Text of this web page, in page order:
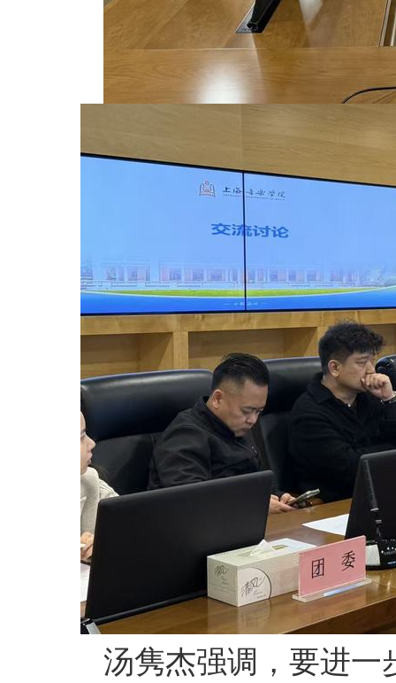
汤隽杰强调， 要进一